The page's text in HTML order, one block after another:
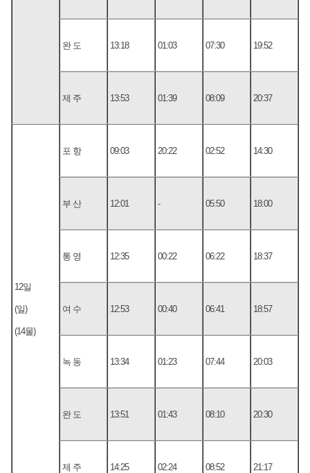
완 도 13:18 01:03 07:30 19:52
제 주 13:53 01:39 08:09 20:37
12일
(일)
(14물)
포 항 09:03 20:22 02:52 14:30
부 산 12:01 - 05:50 18:00
통 영 12:35 00:22 06:22 18:37
여 수 12:53 00:40 06:41 18:57
녹 동 13:34 01:23 07:44 20:03
완 도 13:51 01:43 08:10 20:30
제 주 14:25 02:24 08:52 21:17